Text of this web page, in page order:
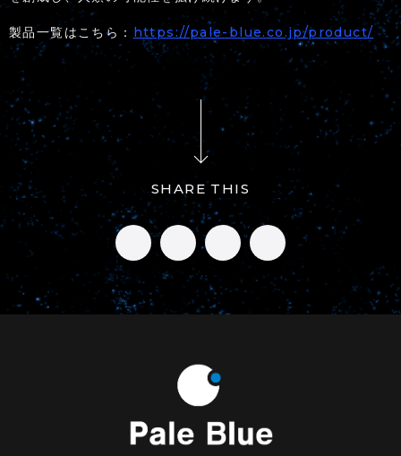
製品一覧はこちら： https://pale-blue.co.jp/product/
SHARE THIS